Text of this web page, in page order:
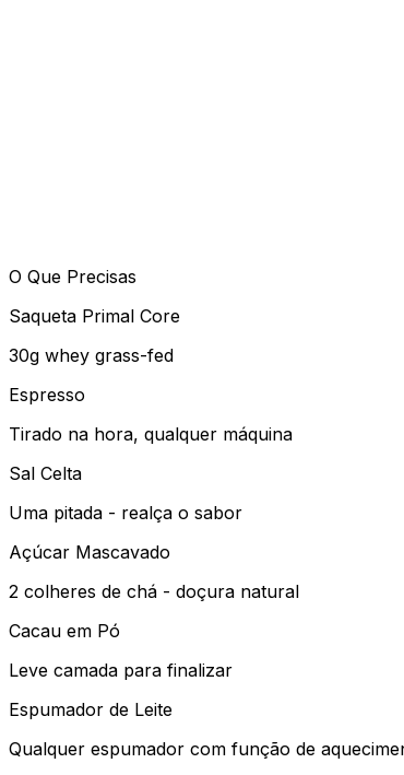
sementes, sem inchaço.
O Que Precisas
Saqueta Primal Core
30g whey grass-fed
Espresso
Tirado na hora, qualquer máquina
Sal Celta
Uma pitada - realça o sabor
Açúcar Mascavado
2 colheres de chá - doçura natural
Cacau em Pó
Leve camada para finalizar
Espumador de Leite
Qualquer espumador com função de